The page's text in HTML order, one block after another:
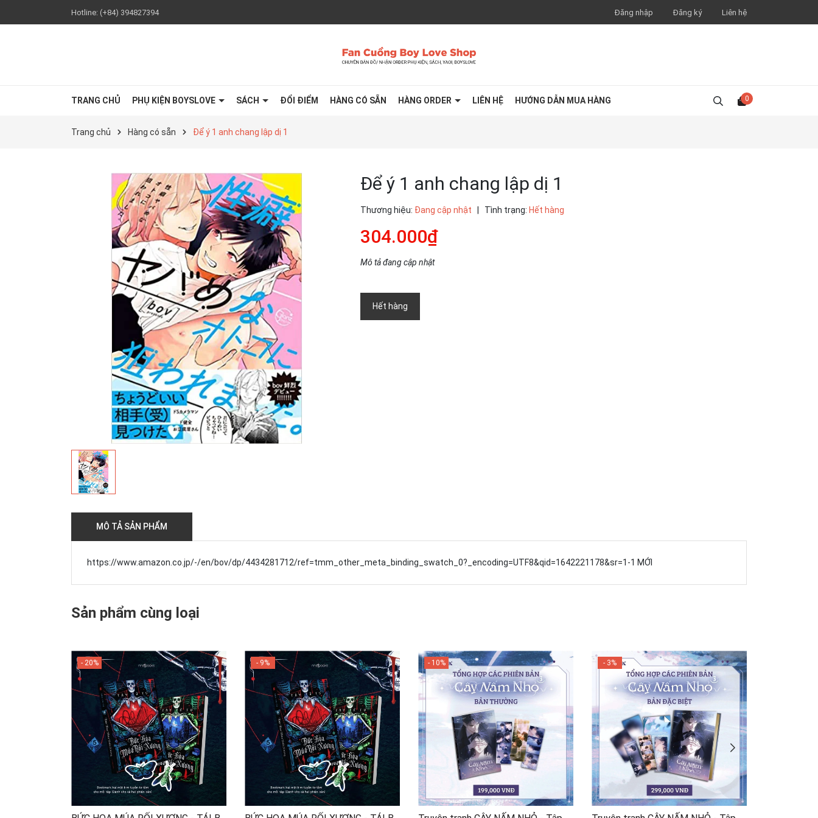
Hotline: (+84) 394827394 Đăng nhập Đăng ký Liên hệ
TRANG CHỦ PHỤ KIỆN BOYSLOVE SÁCH ĐỔI ĐIỂM HÀNG CÓ SẴN HÀNG ORDER LIÊN HỆ HƯỚNG DẪN MUA HÀNG 0
Trang chủ Hàng có sẵn Để ý 1 anh chang lập dị 1
Để ý 1 anh chang lập dị 1
Thương hiệu: Đang cập nhật Tình trạng: Hết hàng
304.000₫
Mô tả đang cập nhật
Hết hàng
MÔ TẢ SẢN PHẨM
https://www.amazon.co.jp/-/en/bov/dp/4434281712/ref=tmm_other_meta_binding_swatch_0?_encoding=UTF8&qid=1642221178&sr=1-1 MỚI
Sản phẩm cùng loại
- 20% - 9% - 10% - 3%